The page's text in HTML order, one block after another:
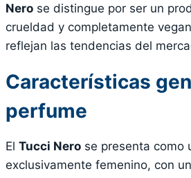
Nero se distingue por ser un
crueldad y completamente
reflejan las tendencias del
Características
perfume
El Tucci Nero se presenta como
exclusivamente femenino, con